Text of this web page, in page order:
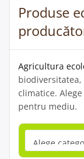
Produse
Agricultura
climatice.
pentru mediu.